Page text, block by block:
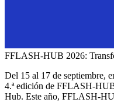
FFLASH-HUB 2026:
Del 15 al 17 de septiembre,
4.ª edición de FFLASH-
Hub. Este año, FFLASH-